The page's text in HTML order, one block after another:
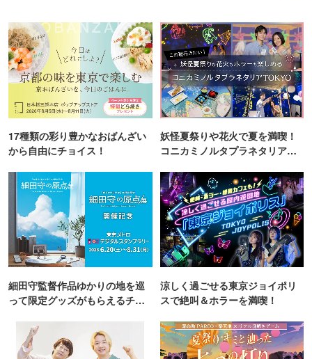
17種類の彩り豊かなおばんざい
から自由にチョイス！
妖怪夏祭りや花火で夏を満喫！
コニカミノルタプラネタリア
細田守監督作品ゆかりの地を巡
って限定グッズがもらえるチャ
涼しく過ごせる東京ジョイポリ
スで絶叫＆ホラーを満喫！